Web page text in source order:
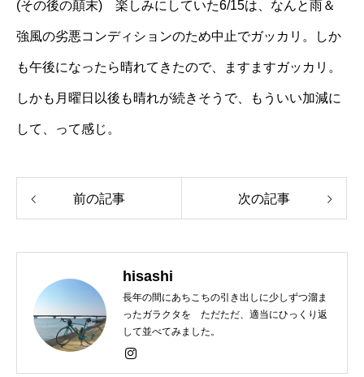
(その後の顛末) 楽しみにしていた6/15は、なんと雨＆
強風の劣悪コンディションのため中止でガッカリ。しか
も午後になったら晴れてきたので、ますますガッカリ。
しかも月曜日以後も晴れが続きそうで、もういい加減に
して、って感じ。
前の記事 次の記事
hisashi
長年の間にあちこちの引き出しに少しずつ溜ま
ったガラクタを ただただ、適当にひっくり返
して並べてみました。